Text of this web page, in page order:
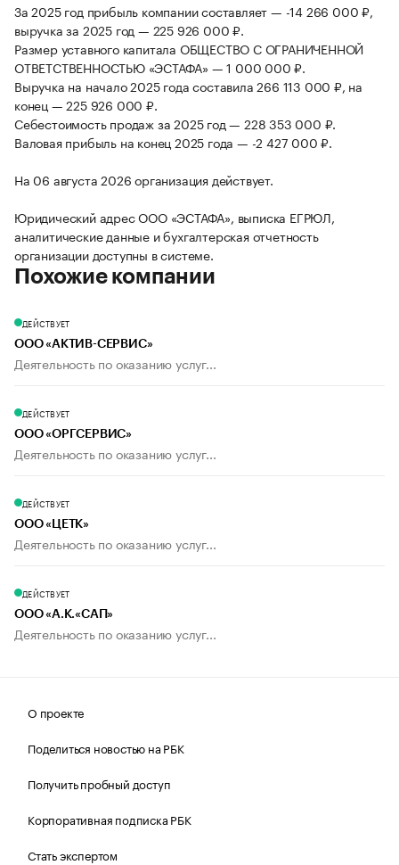
За 2025 год прибыль компании составляет — -14 266 000 ₽,
выручка за 2025 год — 225 926 000 ₽.
Размер уставного капитала ОБЩЕСТВО С ОГРАНИЧЕННОЙ
ОТВЕТСТВЕННОСТЬЮ «ЭСТАФА» — 1 000 000 ₽.
Выручка на начало 2025 года составила 266 113 000 ₽, на
конец — 225 926 000 ₽.
Себестоимость продаж за 2025 год — 228 353 000 ₽.
Валовая прибыль на конец 2025 года — -2 427 000 ₽.
На 06 августа 2026 организация действует.
Юридический адрес ООО «ЭСТАФА», выписка ЕГРЮЛ,
аналитические данные и бухгалтерская отчетность
организации доступны в системе.
Похожие компании
ДЕЙСТВУЕТ
ООО «АКТИВ-СЕРВИС»
Деятельность по оказанию услуг...
ДЕЙСТВУЕТ
ООО «ОРГСЕРВИС»
Деятельность по оказанию услуг...
ДЕЙСТВУЕТ
ООО «ЦЕТК»
Деятельность по оказанию услуг...
ДЕЙСТВУЕТ
ООО «А.К.«САП»
Деятельность по оказанию услуг...
О проекте
Поделиться новостью на РБК
Получить пробный доступ
Корпоративная подписка РБК
Стать экспертом